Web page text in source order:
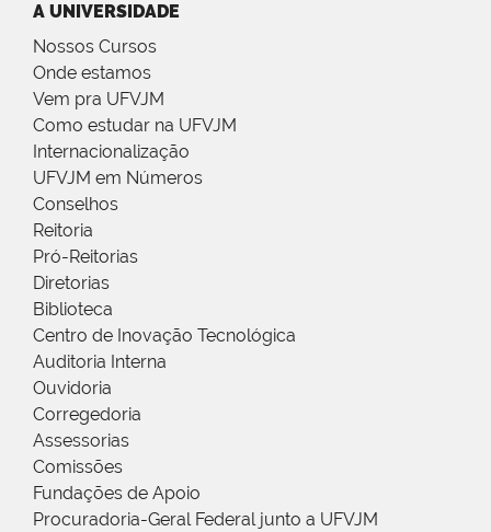
A UNIVERSIDADE
Nossos Cursos
Onde estamos
Vem pra UFVJM
Como estudar na UFVJM
Internacionalização
UFVJM em Números
Conselhos
Reitoria
Pró-Reitorias
Diretorias
Biblioteca
Centro de Inovação Tecnológica
Auditoria Interna
Ouvidoria
Corregedoria
Assessorias
Comissões
Fundações de Apoio
Procuradoria-Geral Federal junto a UFVJM